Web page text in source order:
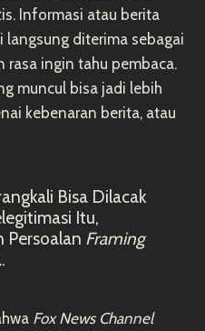
Informasi atau berita
diterima sebagai
rasa ingin tahu pembaca.
muncul bisa jadi lebih
kebenaran berita, atau
Bisa Dilacak
Itu,
Persoalan Framing
Fox News Channel